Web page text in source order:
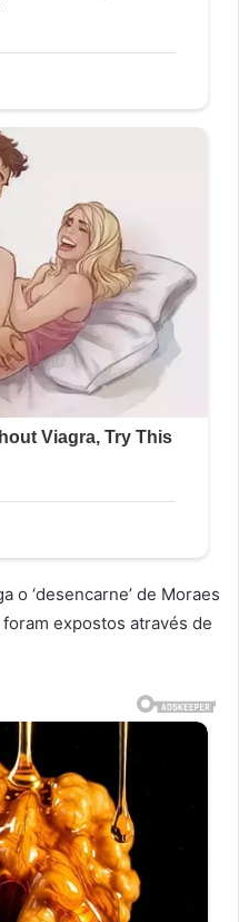
o ‘desencarne’ de Moraes
expostos através de